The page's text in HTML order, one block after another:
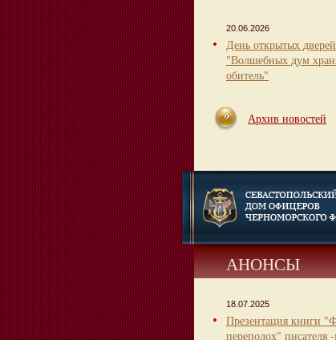
20.06.2026
День открытых дверей
"Волшебных дум
обитель"
Архив новостей
АНОНСЫ
18.07.2025
Презентация книги
переполох" писателя